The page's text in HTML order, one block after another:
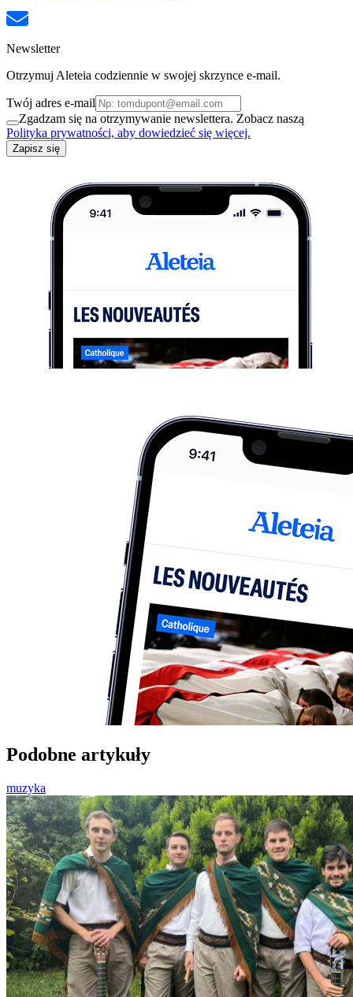
Newsletter
Otrzymuj Aleteia codziennie w swojej skrzynce e-mail.
Twój adres e-mail
Zgadzam się na otrzymywanie newslettera. Zobacz naszą
Polityka prywatności, aby dowiedzieć się więcej.
Zapisz się
Podobne artykuły
muzyka